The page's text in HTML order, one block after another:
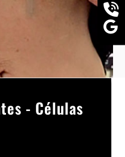
- Células